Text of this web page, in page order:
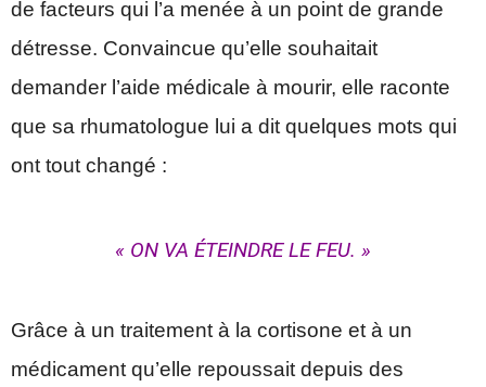
de facteurs qui l’a menée à un point de grande
détresse. Convaincue qu’elle souhaitait
demander l’aide médicale à mourir, elle raconte
que sa rhumatologue lui a dit quelques mots qui
ont tout changé :
« ON VA ÉTEINDRE LE FEU. »
Grâce à un traitement à la cortisone et à un
médicament qu’elle repoussait depuis des